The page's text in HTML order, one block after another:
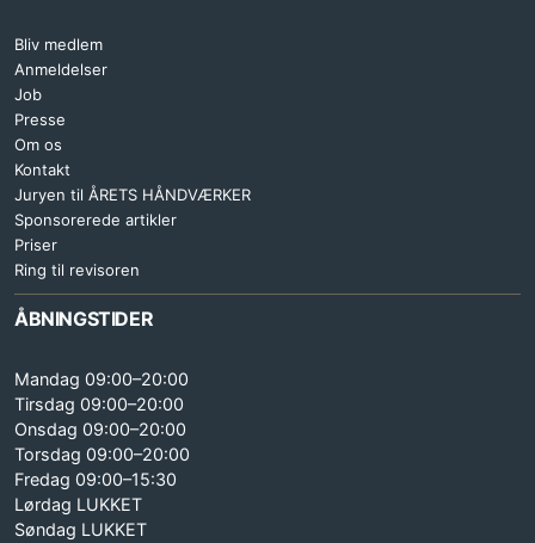
Bliv medlem
Anmeldelser
Job
Presse
Om os
Kontakt
Juryen til ÅRETS HÅNDVÆRKER
Sponsorerede artikler
Priser
Ring til revisoren
ÅBNINGSTIDER
Mandag 09:00–20:00
Tirsdag 09:00–20:00
Onsdag 09:00–20:00
Torsdag 09:00–20:00
Fredag 09:00–15:30
Lørdag LUKKET
Søndag LUKKET